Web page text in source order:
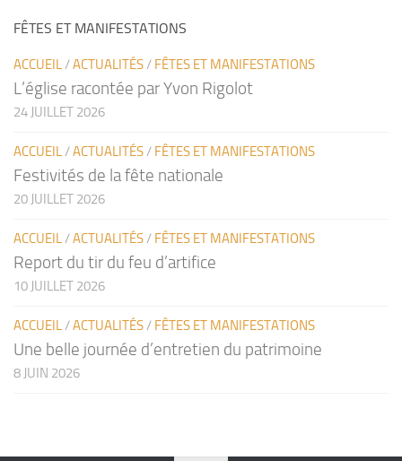
FÊTES ET MANIFESTATIONS
ACCUEIL/ACTUALITÉS/ FÊTES ET MANIFESTATIONS
L’église racontée par Yvon Rigolot
24 JUILLET 2026
ACCUEIL/ACTUALITÉS/ FÊTES ET MANIFESTATIONS
Festivités de la fête nationale
20 JUILLET 2026
ACCUEIL/ACTUALITÉS/ FÊTES ET MANIFESTATIONS
Report du tir du feu d’artifice
10 JUILLET 2026
ACCUEIL/ACTUALITÉS/ FÊTES ET MANIFESTATIONS
Une belle journée d’entretien du patrimoine
8 JUIN 2026